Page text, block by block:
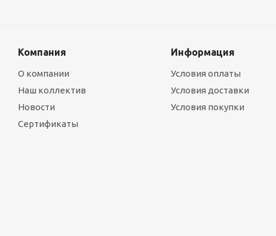
Компания
О компании
Наш коллектив
Новости
Сертификаты
Информация
Условия оплаты
Условия доставки
Условия покупки